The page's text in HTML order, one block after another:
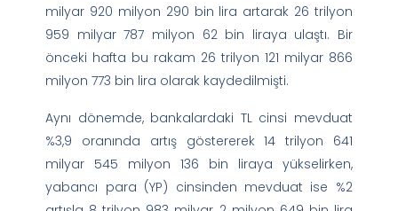
milyar 920 milyon 290 bin lira artarak 26 trilyon
959 milyar 787 milyon 62 bin liraya ulaştı. Bir
önceki hafta bu rakam 26 trilyon 121 milyar 866
milyon 773 bin lira olarak kaydedilmişti.
Aynı dönemde, bankalardaki TL cinsi mevduat
%3,9 oranında artış göstererek 14 trilyon 641
milyar 545 milyon 136 bin liraya yükselirken,
yabancı para (YP) cinsinden mevduat ise %2